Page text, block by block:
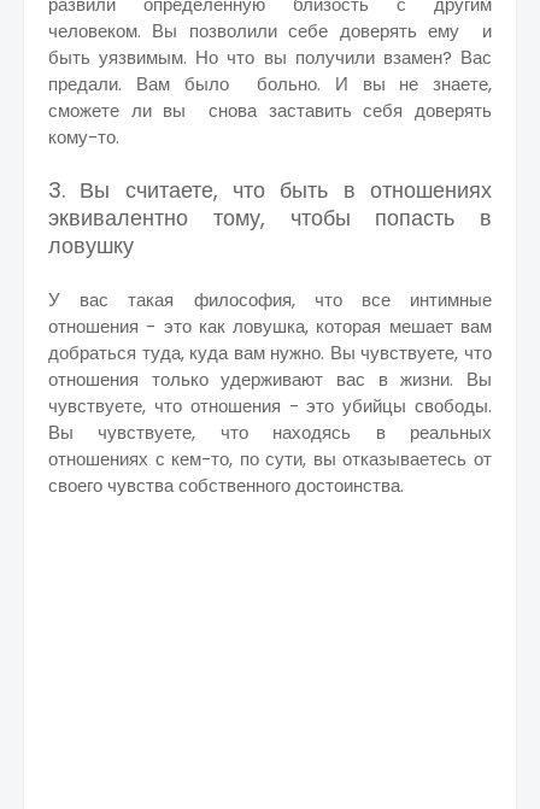
человеком. Вы позволили себе доверять ему и
быть уязвимым. Но что вы получили взамен? Вас
предали. Вам было больно. И вы не знаете,
сможете ли вы снова заставить себя доверять
кому-то.
3. Вы считаете, что быть в отношениях
эквивалентно тому, чтобы попасть в
ловушку
У вас такая философия, что все интимные
отношения - это как ловушка, которая мешает вам
добраться туда, куда вам нужно. Вы чувствуете, что
отношения только удерживают вас в жизни. Вы
чувствуете, что отношения - это убийцы свободы.
Вы чувствуете, что находясь в реальных
отношениях с кем-то, по сути, вы отказываетесь от
своего чувства собственного достоинства.